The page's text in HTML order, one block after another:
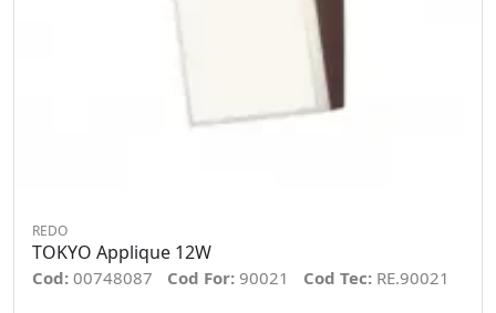
REDO
TOKYO Applique 12W
Cod: 00748087 Cod For: 90021 Cod Tec: RE.90021